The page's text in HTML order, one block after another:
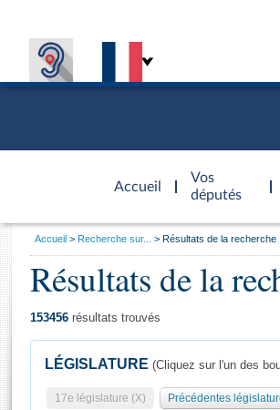
Accueil
d'accueil
Vos
députés
Général
Vous
Accueil Recherche sur... Résultats de la recherche
Résultats de la
153456 résultats trouvés
LÉGISLATURE (Cliquez sur l'un des
17e législature (X) Précédentes